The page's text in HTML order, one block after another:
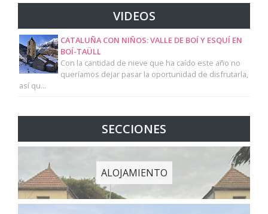
VIDEOS
CATALUÑA CON NIÑOS: VALLE DE BOÍ Y ESQUÍ EN
BOÍ-TAÜLL
Con la cantidad de nieve que ha caído este año no
queríamos dejar pasar la oportunidad de disfrutarla,
así qu...
SECCIONES
ALOJAMIENTO